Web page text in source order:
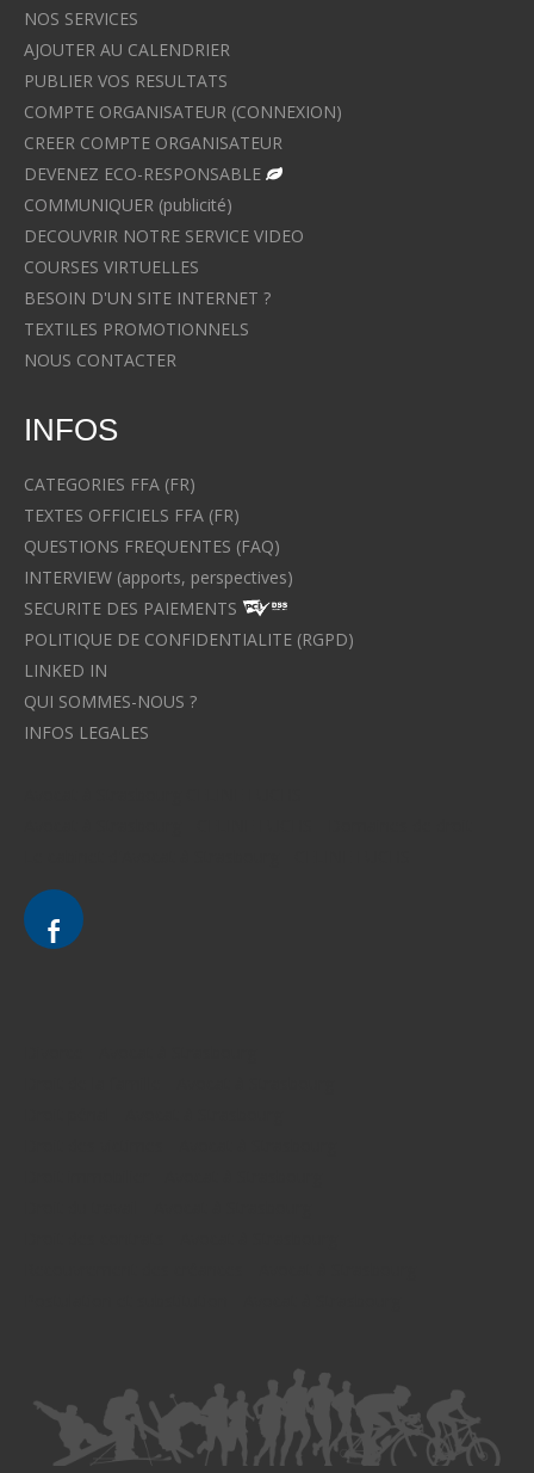
NOS SERVICES
AJOUTER AU CALENDRIER
PUBLIER VOS RESULTATS
COMPTE ORGANISATEUR (CONNEXION)
CREER COMPTE ORGANISATEUR
DEVENEZ ECO-RESPONSABLE
COMMUNIQUER (publicité)
DECOUVRIR NOTRE SERVICE VIDEO
COURSES VIRTUELLES
BESOIN D'UN SITE INTERNET ?
TEXTILES PROMOTIONNELS
NOUS CONTACTER
INFOS
CATEGORIES FFA (FR)
TEXTES OFFICIELS FFA (FR)
QUESTIONS FREQUENTES (FAQ)
INTERVIEW (apports, perspectives)
SECURITE DES PAIEMENTS
POLITIQUE DE CONFIDENTIALITE (RGPD)
LINKED IN
QUI SOMMES-NOUS ?
INFOS LEGALES